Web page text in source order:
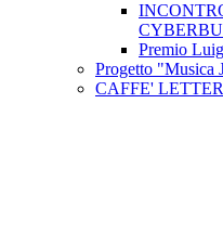
Premio
Progetto "Musica
CAFFE'